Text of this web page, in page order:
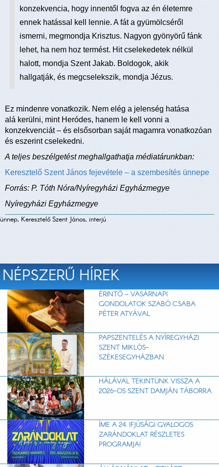
konzekvencia, hogy innentől fogva az én életemre
ennek hatással kell lennie. A fát a gyümölcséről
ismerni, megmondja Krisztus. Nagyon gyönyörű fánk
lehet, ha nem hoz termést. Hit cselekedetek nélkül
halott, mondja Szent Jakab. Boldogok, akik
hallgatják, és megcselekszik, mondja Jézus.
Ez mindenre vonatkozik. Nem elég a jelenség hatása
alá kerülni, mint Heródes, hanem le kell vonni a
konzekvenciát – és elsősorban saját magamra vonatkozóan
és eszerint cselekedni.
A teljes beszélgetést meghallgathatja médiatárunkban:
Keresztelő Szent János fejevétele – a szembesítés ünnepe
Forrás: P. Tóth Nóra/Nyíregyházi Egyházmegye
Nyíregyházi Egyházmegye
ünnep, Keresztelő Szent János, interjú
NÉPSZERŰ HÍREK
ÉRINTŐ – VASÁRNAPI
GONDOLATOK SZABÓ CSABA
PÉTER ATYÁVAL
PAPSZENTELÉS A NYÍREGYHÁZI
SZENT MIKLÓS-
SZÉKESEGYHÁZBAN
HÁLÁVAL TEKINTÜNK VISSZA A
2026-OS SZENT DAMJÁN TÁBORRA
ÍME A 24. IFJÚSÁGI GYALOGOS
ZARÁNDOKLAT RÉSZLETES
PROGRAMJA!